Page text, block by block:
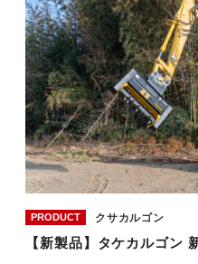
PRODUCT クサカルゴン
【新製品】タケカルゴン